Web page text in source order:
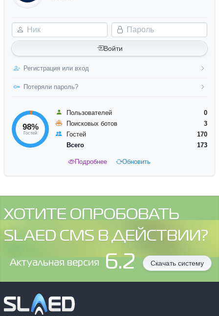
Ник Пароль
Войти
Регистрация или вход
Потеряли пароль?
98%
Гостей
Пользователей
0
Поисковых ботов
3
Гостей
170
Всего
173
Подробнее Обновить
ХОТИТЕ ОПРОБОВАТЬ
SLAED CMS В ДЕЙСТВИИ?
Aктуальная версия 6.2 Скачать систему